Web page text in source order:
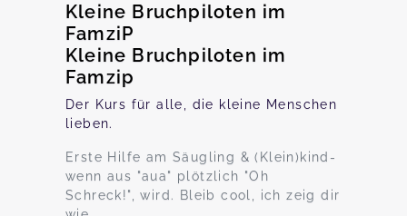
Kleine Bruchpiloten im
FamziP
Kleine Bruchpiloten im
Famzip
Der Kurs für alle, die kleine Menschen
lieben.
Erste Hilfe am Säugling & (Klein)kind-
wenn aus "aua" plötzlich "Oh
Schreck!", wird. Bleib cool, ich zeig dir